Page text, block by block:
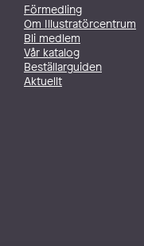
Förmedling
Om Illustratörcentrum
Bli medlem
Vår katalog
Beställarguiden
Aktuellt